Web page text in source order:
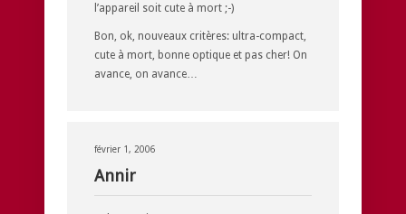
l’appareil soit cute à mort ;-)
Bon, ok, nouveaux critères: ultra-compact,
cute à mort, bonne optique et pas cher! On
avance, on avance…
février 1, 2006
Annir